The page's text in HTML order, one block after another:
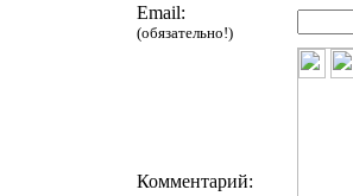
Email:
(обязательно!)
Комментарий: